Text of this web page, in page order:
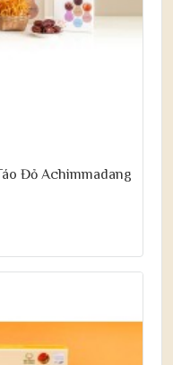
Đỏ Achimmadang